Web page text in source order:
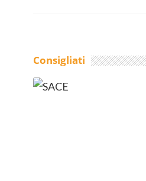
Consigliati